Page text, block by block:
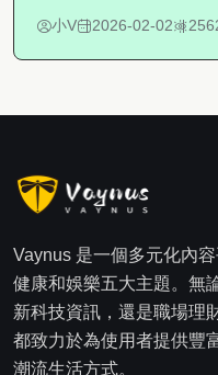
小V 2026-02-02
Vaynus 是一個多元化內
健康和娛樂五大主題。無
新科技資訊，還是職場理
都致力於為使用者提供豐
潮流生活方式。